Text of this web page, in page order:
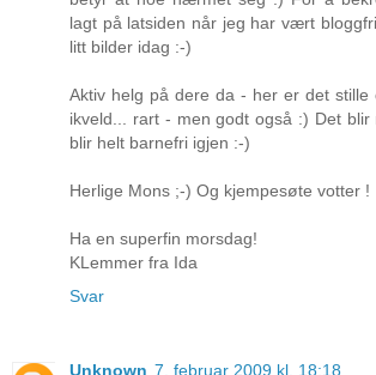
lagt på latsiden når jeg har vært
litt bilder idag :-)
Aktiv helg på dere da - her er det stille
ikveld... rart - men godt også :) Det blir
blir helt barnefri igjen :-)
Herlige Mons ;-) Og kjempesøte votter !
Ha en superfin morsdag!
KLemmer fra Ida
Svar
Unknown 7. februar 2009 kl. 18:18